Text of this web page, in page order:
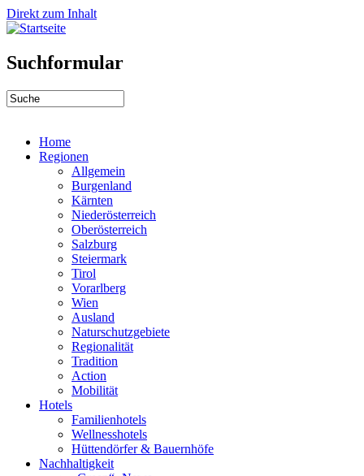
Direkt zum Inhalt
Suchformular
Home
Regionen
Allgemein
Burgenland
Kärnten
Niederösterreich
Oberösterreich
Salzburg
Steiermark
Tirol
Vorarlberg
Wien
Ausland
Naturschutzgebiete
Regionalität
Tradition
Action
Mobilität
Hotels
Familienhotels
Wellnesshotels
Hüttendörfer & Bauernhöfe
Nachhaltigkeit